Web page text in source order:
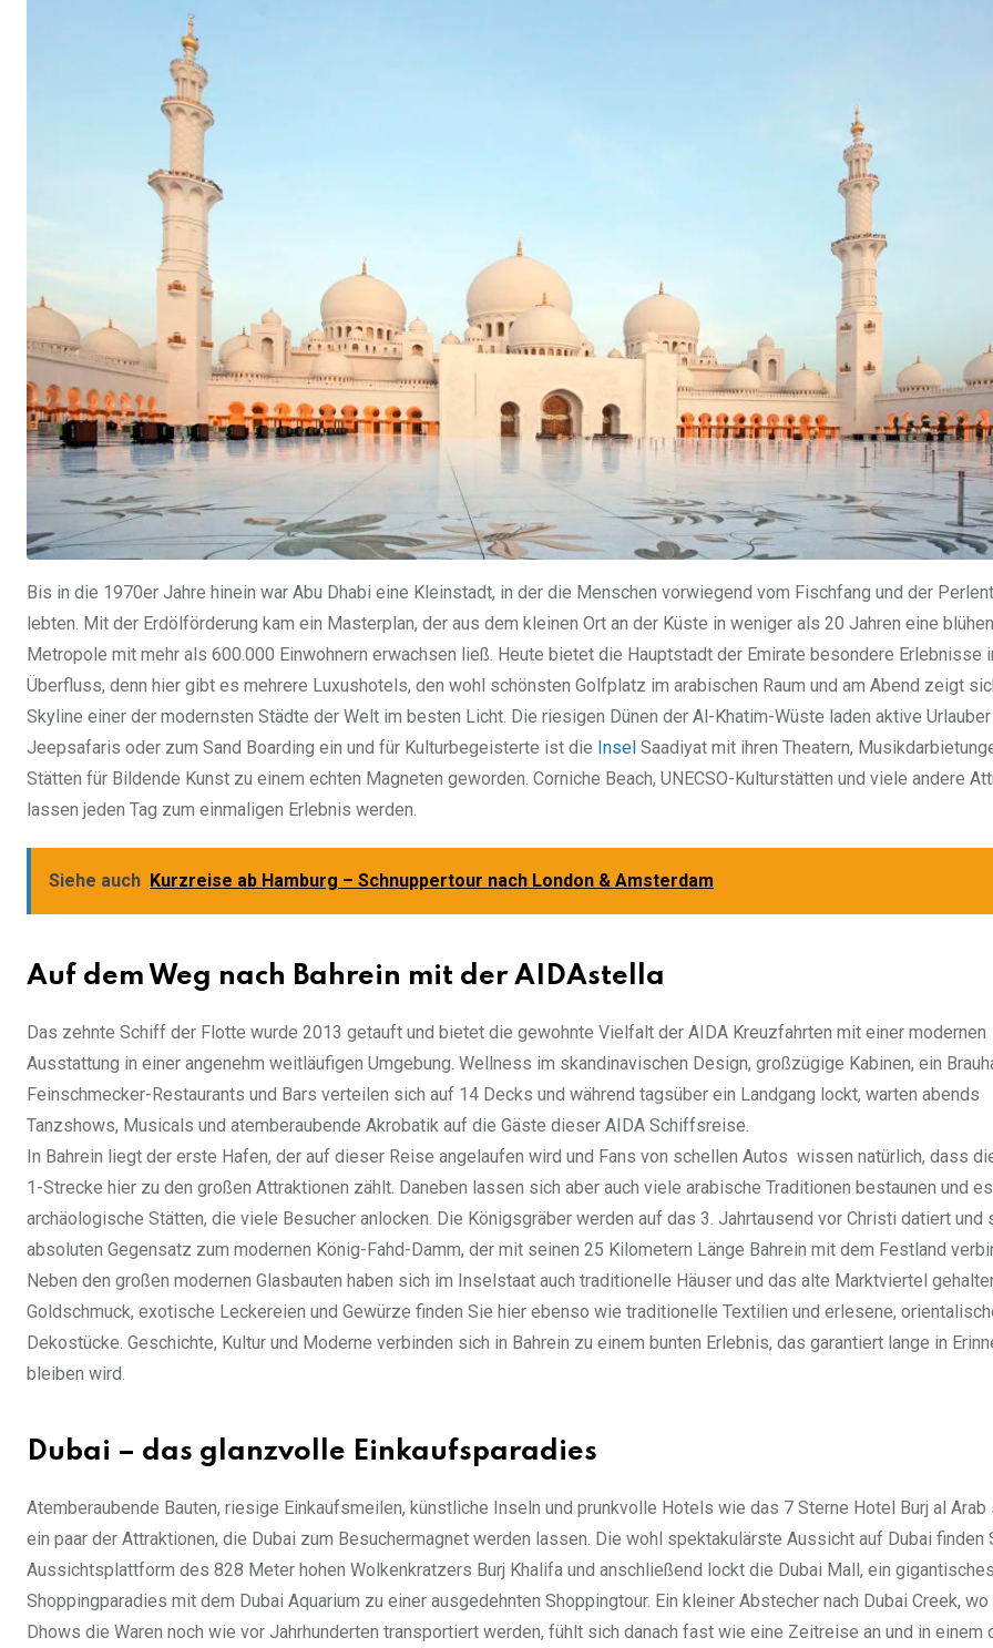
Bis in die 1970er Jahre hinein war Abu Dhabi eine Kleinstadt, in der die Menschen vorwiegend vom Fischfang und der
lebten. Mit der Erdölförderung kam ein Masterplan, der aus dem kleinen Ort an der Küste in weniger als 20 Jahren eine
Metropole mit mehr als 600.000 Einwohnern erwachsen ließ. Heute bietet die Hauptstadt der Emirate besondere Erlebnisse
Überfluss, denn hier gibt es mehrere Luxushotels, den wohl schönsten Golfplatz im arabischen Raum und am Abend zeigt
Skyline einer der modernsten Städte der Welt im besten Licht. Die riesigen Dünen der Al-Khatim-Wüste laden aktive
Jeepsafaris oder zum Sand Boarding ein und für Kulturbegeisterte ist die Insel Saadiyat mit ihren Theatern,
Stätten für Bildende Kunst zu einem echten Magneten geworden. Corniche Beach, UNECSO-Kulturstätten und viele andere
lassen jeden Tag zum einmaligen Erlebnis werden.
Siehe auch Kurzreise ab Hamburg – Schnuppertour nach London & Amsterdam
Auf dem Weg nach Bahrein mit der AIDAstella
Das zehnte Schiff der Flotte wurde 2013 getauft und bietet die gewohnte Vielfalt der AIDA Kreuzfahrten mit einer modernen
Ausstattung in einer angenehm weitläufigen Umgebung. Wellness im skandinavischen Design, großzügige Kabinen, ein
Feinschmecker-Restaurants und Bars verteilen sich auf 14 Decks und während tagsüber ein Landgang lockt, warten abends
Tanzshows, Musicals und atemberaubende Akrobatik auf die Gäste dieser AIDA Schiffsreise.
In Bahrein liegt der erste Hafen, der auf dieser Reise angelaufen wird und Fans von schellen Autos wissen natürlich, dass
1-Strecke hier zu den großen Attraktionen zählt. Daneben lassen sich aber auch viele arabische Traditionen bestaunen und
archäologische Stätten, die viele Besucher anlocken. Die Königsgräber werden auf das 3. Jahrtausend vor Christi datiert und
absoluten Gegensatz zum modernen König-Fahd-Damm, der mit seinen 25 Kilometern Länge Bahrein mit dem Festland
Neben den großen modernen Glasbauten haben sich im Inselstaat auch traditionelle Häuser und das alte Marktviertel
Goldschmuck, exotische Leckereien und Gewürze finden Sie hier ebenso wie traditionelle Textilien und erlesene,
Dekostücke. Geschichte, Kultur und Moderne verbinden sich in Bahrein zu einem bunten Erlebnis, das garantiert lange in
bleiben wird.
Dubai – das glanzvolle Einkaufsparadies
Atemberaubende Bauten, riesige Einkaufsmeilen, künstliche Inseln und prunkvolle Hotels wie das 7 Sterne Hotel Burj al Arab
ein paar der Attraktionen, die Dubai zum Besuchermagnet werden lassen. Die wohl spektakulärste Aussicht auf Dubai finden
Aussichtsplattform des 828 Meter hohen Wolkenkratzers Burj Khalifa und anschließend lockt die Dubai Mall, ein gigantisches
Shoppingparadies mit dem Dubai Aquarium zu einer ausgedehnten Shoppingtour. Ein kleiner Abstecher nach Dubai Creek,
Dhows die Waren noch wie vor Jahrhunderten transportiert werden, fühlt sich danach fast wie eine Zeitreise an und in einem